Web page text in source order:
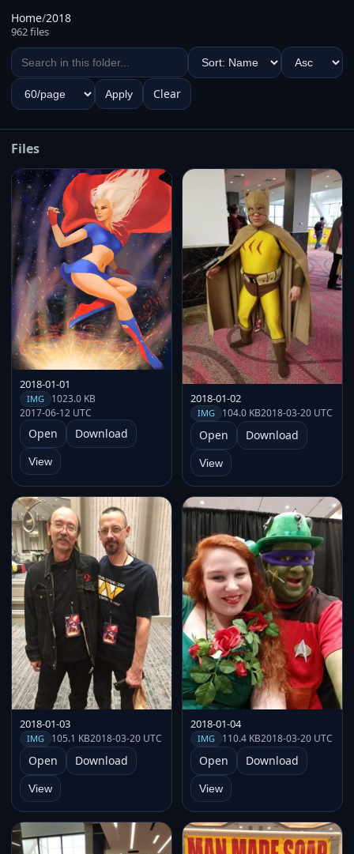
Home/2018
962 files
Apply Clear
Files
2018-01-01
IMG
1023.0 KB
2017-06-12 UTC
Open Download
View
2018-01-02
IMG 104.0 KB2018-03-20 UTC
Open Download
View
2018-01-03
IMG 105.1 KB2018-03-20 UTC
Open Download
View
2018-01-04
IMG 110.4 KB2018-03-20 UTC
Open Download
View